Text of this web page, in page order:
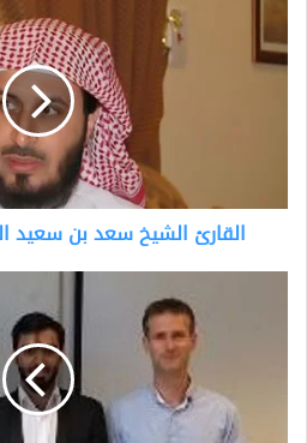
الشيخ
سعد
القارئ الشيخ سعد بن سعيد